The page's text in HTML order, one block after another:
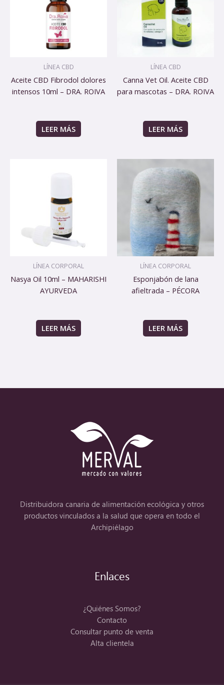
LÍNEA CBD
Aceite CBD Fibrodol dolores
intensos 10ml – DRA. ROIVA
LEER MÁS
LÍNEA CBD
Canna Vet Oil. Aceite CBD
para mascotas – DRA. ROIVA
LEER MÁS
LÍNEA CORPORAL
Nasya Oil 10ml – MAHARISHI
AYURVEDA
LEER MÁS
LÍNEA CORPORAL
Esponjabón de lana
afieltrada – PÉCORA
LEER MÁS
Distribuidora canaria de alimentación ecológica y otros
productos vinculados a la salud que opera en todo el
Archipiélago
Enlaces
¿Quiénes Somos?
Contacto
Consultar punto de venta
Alta clientela